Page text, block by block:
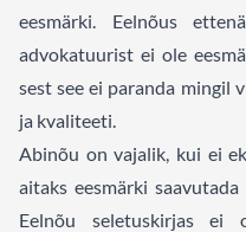
eesmärki. Eelnõus
advokatuurist ei ole
sest see ei paranda mingil
ja kvaliteeti.
Abinõu on vajalik, kui ei
aitaks eesmärki
Eelnõu seletuskirjas ei